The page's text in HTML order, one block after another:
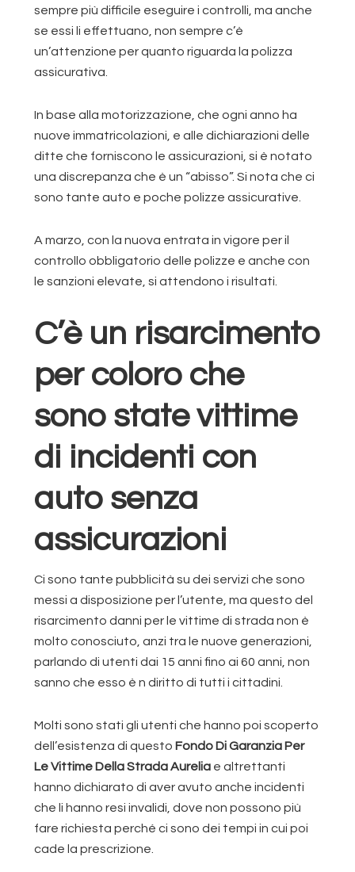
sempre più difficile eseguire i controlli, ma anche
se essi li effettuano, non sempre c’è
un’attenzione per quanto riguarda la polizza
assicurativa.
In base alla motorizzazione, che ogni anno ha
nuove immatricolazioni, e alle dichiarazioni delle
ditte che forniscono le assicurazioni, si è notato
una discrepanza che è un “abisso”. Si nota che ci
sono tante auto e poche polizze assicurative.
A marzo, con la nuova entrata in vigore per il
controllo obbligatorio delle polizze e anche con
le sanzioni elevate, si attendono i risultati.
C’è un risarcimento
per coloro che
sono state vittime
di incidenti con
auto senza
assicurazioni
Ci sono tante pubblicità su dei servizi che sono
messi a disposizione per l’utente, ma questo del
risarcimento danni per le vittime di strada non è
molto conosciuto, anzi tra le nuove generazioni,
parlando di utenti dai 15 anni fino ai 60 anni, non
sanno che esso è n diritto di tutti i cittadini.
Molti sono stati gli utenti che hanno poi scoperto
dell’esistenza di questo Fondo Di Garanzia Per
Le Vittime Della Strada Aurelia e altrettanti
hanno dichiarato di aver avuto anche incidenti
che li hanno resi invalidi, dove non possono più
fare richiesta perché ci sono dei tempi in cui poi
cade la prescrizione.